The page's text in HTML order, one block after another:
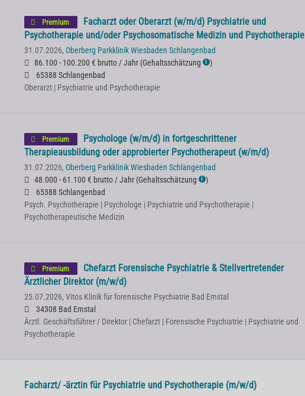
Premium
Facharzt oder Oberarzt (w/m/d) Psychiatrie und
Psychotherapie und/oder Psychosomatische Medizin und Psychotherapie
31.07.2026, Oberberg Parkklinik Wiesbaden Schlangenbad
86.100 - 100.200 € brutto / Jahr (Gehaltsschätzung ℹ )
65388 Schlangenbad
Oberarzt | Psychiatrie und Psychotherapie
Premium
Psychologe (w/m/d) in fortgeschrittener
Therapieausbildung oder approbierter Psychotherapeut (w/m/d)
31.07.2026, Oberberg Parkklinik Wiesbaden Schlangenbad
48.000 - 61.100 € brutto / Jahr (Gehaltsschätzung ℹ )
65388 Schlangenbad
Psych. Psychotherapie | Psychologe | Psychiatrie und Psychotherapie |
Psychotherapeutische Medizin
Premium
Chefarzt Forensische Psychiatrie & Stellvertretender
Ärztlicher Direktor (m/w/d)
25.07.2026, Vitos Klinik für forensische Psychiatrie Bad Emstal
34308 Bad Emstal
Ärztl. Geschäftsführer / Direktor | Chefarzt | Forensische Psychiatrie | Psychiatrie und
Psychotherapie
Facharzt/ -ärztin für Psychiatrie und Psychotherapie (m/w/d)